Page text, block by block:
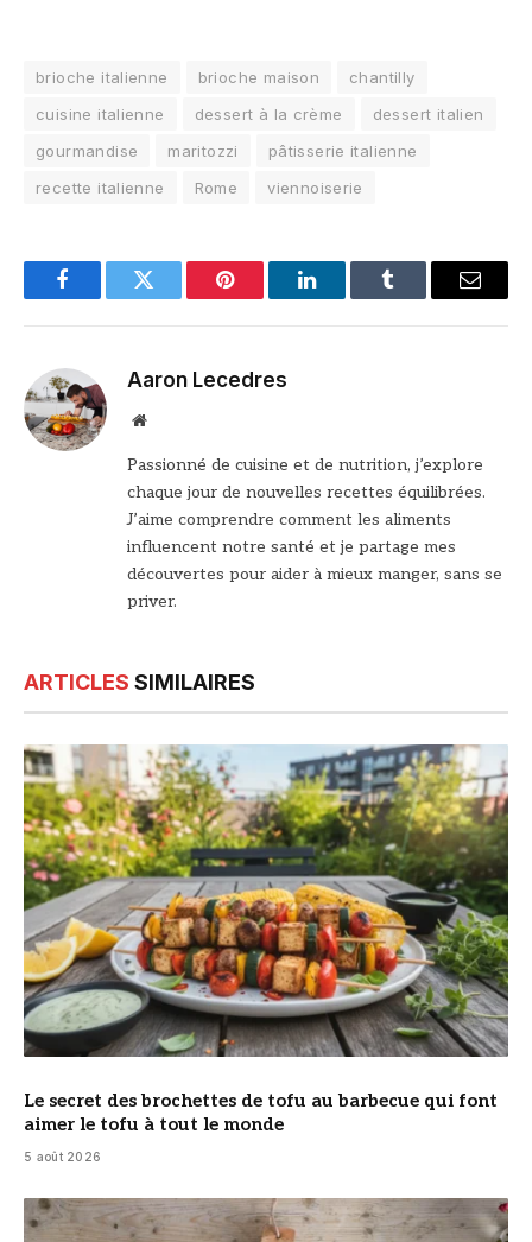
brioche italienne brioche maison
chantilly
cuisine italienne
dessert à la crème
dessert italien
gourmandise
maritozzi
pâtisserie italienne
recette italienne
Rome viennoiserie
FacebookTwitter Pinterest LinkedInTumblr Email
Aaron Lecedres
Site
Passionné de cuisine et de nutrition, j’explore
chaque jour de nouvelles recettes équilibrées.
J’aime comprendre comment les aliments
influencent notre santé et je partage mes
découvertes pour aider à mieux manger, sans se
priver.
ARTICLES SIMILAIRES
© DR
Le secret des brochettes de tofu au barbecue qui font
aimer le tofu à tout le monde
5 août 2026
© DR